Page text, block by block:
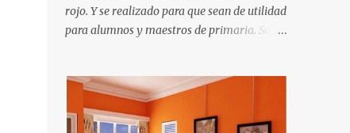
rojo. Y se realizado para que sean de utilidad
para alumnos y maestros de primaria. Son
de recortar y se pueden utilizar en variedad
de cosas como ser recortes para tareas
escolares, para hacer juegos infantiles